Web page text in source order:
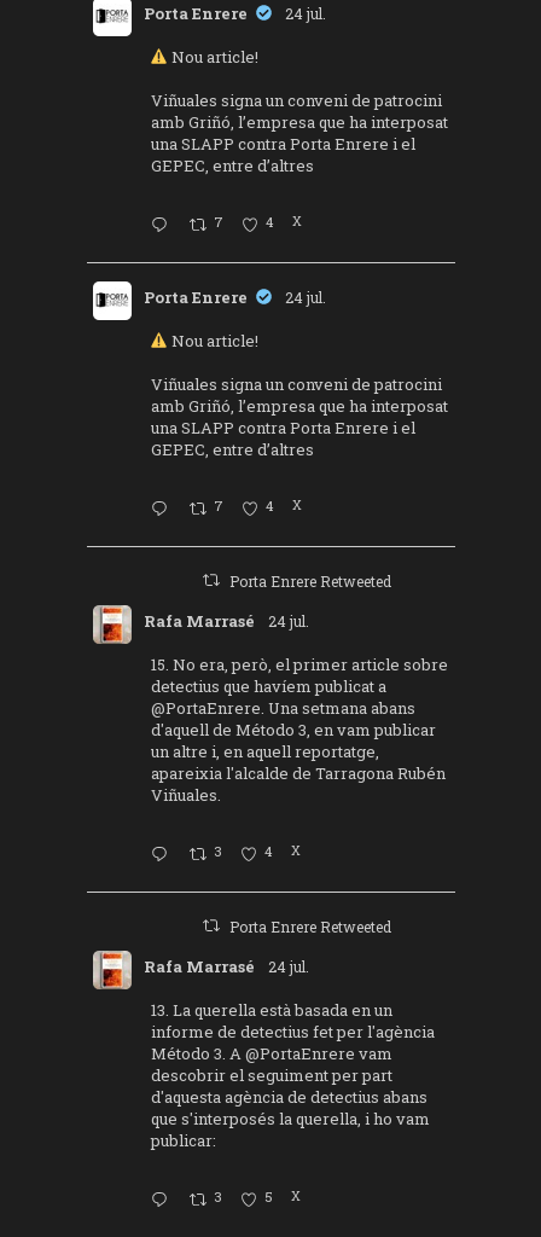
Porta Enrere 24 jul.
Nou article!
Viñuales signa un conveni de patrocini
amb Griñó, l’empresa que ha interposat
una SLAPP contra Porta Enrere i el
GEPEC, entre d’altres
7 4 X
Porta Enrere 24 jul.
Nou article!
Viñuales signa un conveni de patrocini
amb Griñó, l’empresa que ha interposat
una SLAPP contra Porta Enrere i el
GEPEC, entre d’altres
7 4 X
Porta Enrere Retweeted
Rafa Marrasé 24 jul.
15. No era, però, el primer article sobre
detectius que havíem publicat a
@PortaEnrere. Una setmana abans
d'aquell de Método 3, en vam publicar
un altre i, en aquell reportatge,
apareixia l'alcalde de Tarragona Rubén
Viñuales.
3 4 X
Porta Enrere Retweeted
Rafa Marrasé 24 jul.
13. La querella està basada en un
informe de detectius fet per l'agència
Método 3. A@PortaEnrere vam
descobrir el seguiment per part
d'aquesta agència de detectius abans
que s'interposés la querella, i ho vam
publicar:
3 5 X